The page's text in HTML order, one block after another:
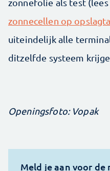
zonnefolie als test (lees
zonnecellen op
uiteindelijk alle
ditzelfde systeem
Openingsfoto: Vopak
Meld je aan voor de